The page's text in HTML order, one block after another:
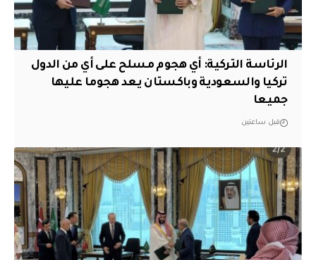
الرئاسة التركية: أي هجوم مسلح على أي من الدول
تركيا والسعودية وباكستان يعد هجوما عليها
جميعا
قبل ساعتين